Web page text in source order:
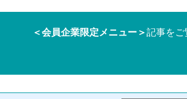
＜会員企業限定メニュー＞記事を